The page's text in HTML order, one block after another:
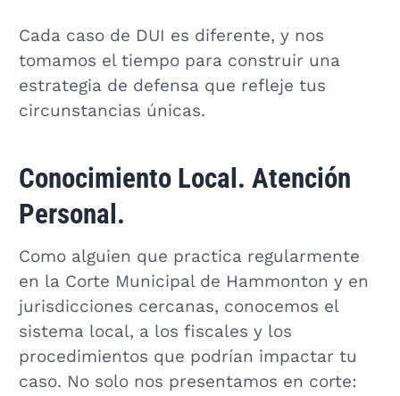
Cada caso de DUI es diferente, y nos
tomamos el tiempo para construir una
estrategia de defensa que refleje tus
circunstancias únicas.
Conocimiento Local. Atención
Personal.
Como alguien que practica regularmente
en la Corte Municipal de Hammonton y en
jurisdicciones cercanas, conocemos el
sistema local, a los fiscales y los
procedimientos que podrían impactar tu
caso. No solo nos presentamos en corte: